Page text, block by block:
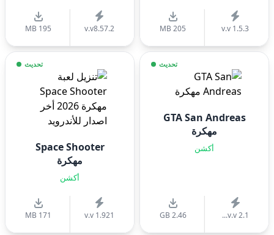
v.v 1.5.3
205 MB
v.v8.57.2
195 MB
تحديث
GTA San Andreas
مهكرة
أكشن
v.v 2.1...
2.46 GB
تحديث
Space Shooter
مهكرة
أكشن
v.v 1.921
171 MB